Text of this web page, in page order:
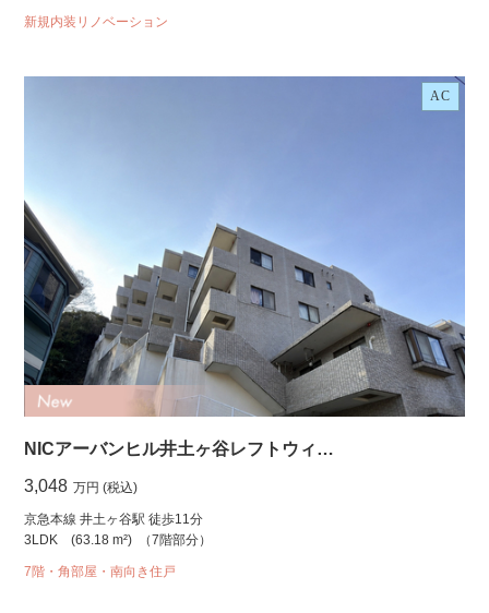
新規内装リノベーション
AC
NICアーバンヒル井土ヶ谷レフトウィ…
3,048 万円 (税込)
京急本線 井土ヶ谷駅 徒歩11分
3LDK
(63.18 m²) （7階部分）
7階・角部屋・南向き住戸